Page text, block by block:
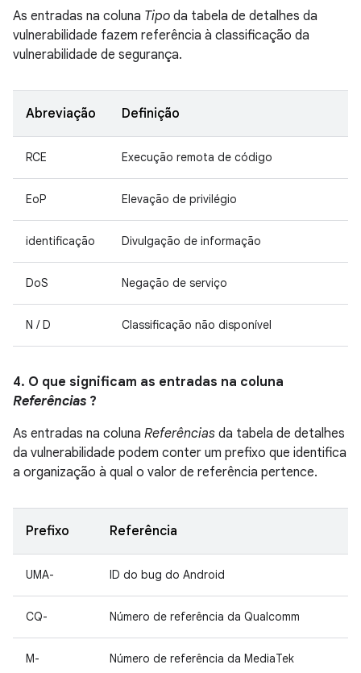
As entradas na coluna Tipo da tabela de detalhes da
vulnerabilidade fazem referência à classificação da
vulnerabilidade de segurança.
Abreviação Definição
RCE Execução remota de código
EoP Elevação de privilégio
identificação Divulgação de informação
DoS Negação de serviço
N / D Classificação não disponível
4. O que significam as entradas na coluna
Referências ?
As entradas na coluna Referências da tabela de detalhes
da vulnerabilidade podem conter um prefixo que identifica
a organização à qual o valor de referência pertence.
Prefixo Referência
UMA- ID do bug do Android
CQ- Número de referência da Qualcomm
M- Número de referência da MediaTek